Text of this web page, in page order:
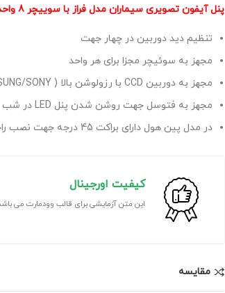
پنل آیفون تصویری سیماران مدل فراز با سوییچر 8 واحدی VFEC8D
تنظیم دید دوربین در چهار جهت
مجهز به سوئیچر مجزا برای هر واحد
مجهز به دوربین CCD با رزولوشن بالا ( /SONY
مجهز به فتوسل جهت روشن شدن پنل LED در شب
در مدل پین هول دارای براکت 45 درجه جهت نصب راحت تر
کیفیت اورجینال
این متن آزمایشی برای قالب وودمارت می
مقايسه